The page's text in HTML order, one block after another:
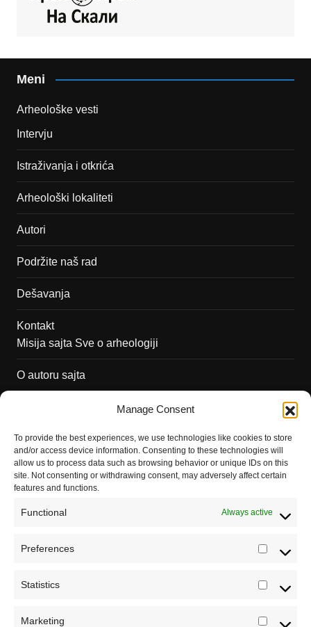
Manage Consent
To provide the best experiences, we use technologies like cookies to store
and/or access device information. Consenting to these technologies will
allow us to process data such as browsing behavior or unique IDs on this
site. Not consenting or withdrawing consent, may adversely affect certain
features and functions.
Functional Always active
Preferences
Statistics
Marketing
Meni
Arheološke vesti
Intervju
Istraživanja i otkrića
Arheološki lokaliteti
Autori
Podržite naš rad
Dešavanja
Kontakt
Misija sajta Sve o arheologiji
O autoru sajta
Saradnja